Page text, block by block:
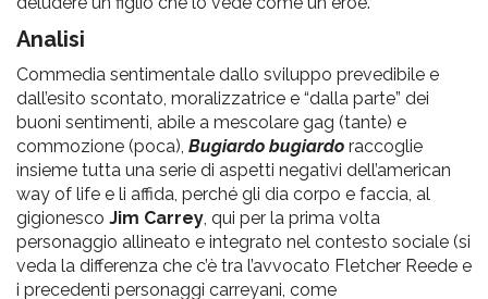
Analisi
Commedia sentimentale dallo sviluppo prevedibile e
dall’esito scontato, moralizzatrice e “dalla parte” dei
buoni sentimenti, abile a mescolare gag (tante) e
commozione (poca), Bugiardo bugiardo raccoglie
insieme tutta una serie di aspetti negativi dell’american
way of life e li affida, perché gli dia corpo e faccia, al
gigionesco Jim Carrey, qui per la prima volta
personaggio allineato e integrato nel contesto sociale (si
veda la differenza che c’è tra l’avvocato Fletcher Reede e
i precedenti personaggi carreyani, come